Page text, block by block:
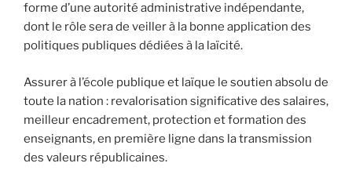
forme d’une autorité administrative indépendante,
dont le rôle sera de veiller à la bonne application des
politiques publiques dédiées à la laïcité.
Assurer à l’école publique et laïque le soutien absolu de
toute la nation : revalorisation significative des salaires,
meilleur encadrement, protection et formation des
enseignants, en première ligne dans la transmission
des valeurs républicaines.